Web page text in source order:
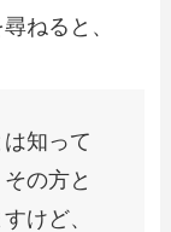
ねると、
は知って
の方と
けど、